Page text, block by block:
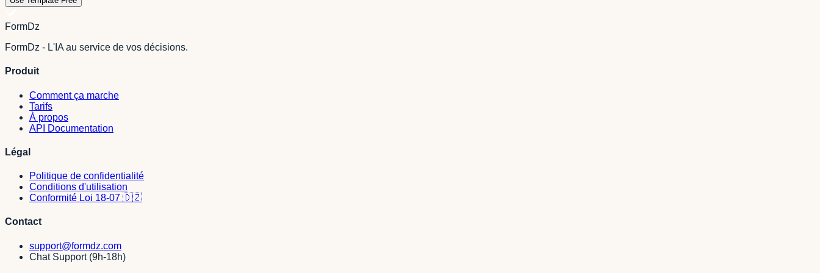
FormDz
FormDz - L'IA au service de vos décisions.
Produit
Comment ça marche
Tarifs
À propos
API Documentation
Légal
Politique de confidentialité
Conditions d'utilisation
Conformité Loi 18-07 🇩🇿
Contact
support@formdz.com
Chat Support (9h-18h)